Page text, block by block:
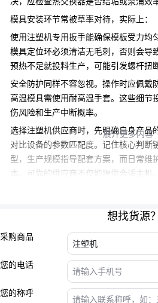
模具安装环节常被草率对待，实际上：
使用注塑机专用扳手能确保模板受力均
模具定位环必须清洁无毛刺，否则会导
预热不足就投料生产，可能引发螺杆扭
安全防护同样不容忽视。操作时应佩戴
高温模具需使用耐高温手套。这些细节
伤风险和生产中断概率。
选择注塑机供应商时，先明确自身产品
对比设备的参数匹配度。记住核心判断
型，生产规模指导配套方案，而日常维
本。可靠的供应商不仅能提供合适主机
展开更多内容
想找货源？
采购商品
您的电话
您的称呼